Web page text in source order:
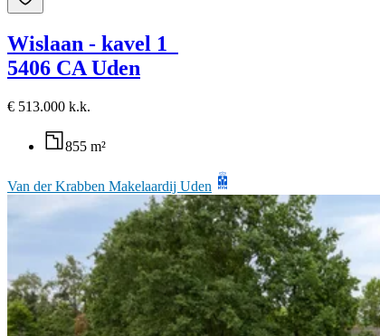
Wislaan - kavel 1
5406 CA Uden
€ 513.000 k.k.
855 m²
Van der Krabben Makelaardij Uden